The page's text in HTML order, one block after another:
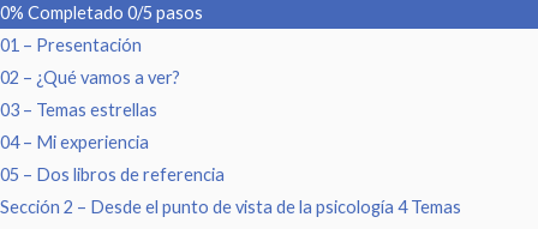
0% Completado 0/5 pasos
01 – Presentación
02 – ¿Qué vamos a ver?
03 – Temas estrellas
04 – Mi experiencia
05 – Dos libros de referencia
Sección 2 – Desde el punto de vista de la psicología 4 Temas